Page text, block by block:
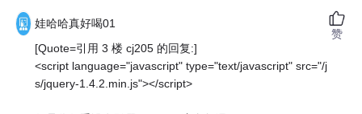
娃哈哈真好喝01
[Quote=引用 3 楼 cj205 的回复:]
<script language="javascript" type="text/javascript" src="/j
s/jquery-1.4.2.min.js"></script>
赞